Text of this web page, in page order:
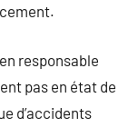
responsable
pas en état de
d’accidents